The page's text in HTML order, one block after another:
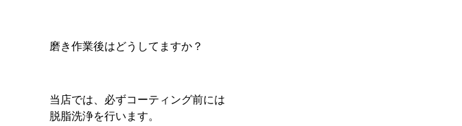
磨き作業後はどうしてますか？
当店では、必ずコーティング前には
脱脂洗浄を行います。